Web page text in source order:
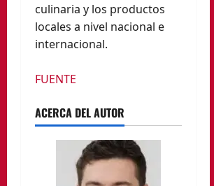
culinaria y los productos
locales a nivel nacional e
internacional.
FUENTE
ACERCA DEL AUTOR